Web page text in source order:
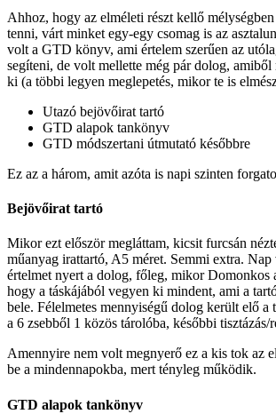
Ahhoz, hogy az elméleti részt kellő
tenni, várt minket egy-egy csomag is az
volt a GTD könyv, ami értelem szerűen az
segíteni, de volt mellette még pár dolog, amiből
ki (a többi legyen meglepetés, mikor te is
Utazó bejövőirat tartó
GTD alapok tankönyv
GTD módszertani útmutató későbbre
Ez az a három, amit azóta is napi szinten
Bejövőirat tartó
Mikor ezt először megláttam, kicsit furcsán
műanyag irattartó, A5 méret. Semmi extra. Nap
értelmet nyert a dolog, főleg, mikor Domonkos
hogy a táskájából vegyen ki mindent, ami a
bele. Félelmetes mennyiségű dolog került elő a
a 6 zsebből 1 közös tárolóba, későbbi tisztázás/
Amennyire nem volt megnyerő ez a kis tok az
be a mindennapokba, mert tényleg működik.
GTD alapok tankönyv